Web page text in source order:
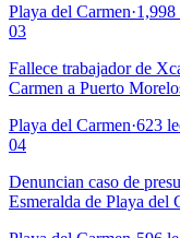
Playa del Carmen·1,998
03
Fallece trabajador de
Carmen a Puerto
Playa del Carmen·623
04
Denuncian caso de
Esmeralda de Playa del